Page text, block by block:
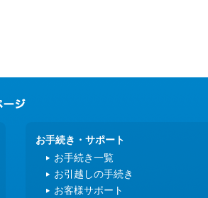
お手続き・サポート
お手続き一覧
お引越しの手続き
お客様サポート